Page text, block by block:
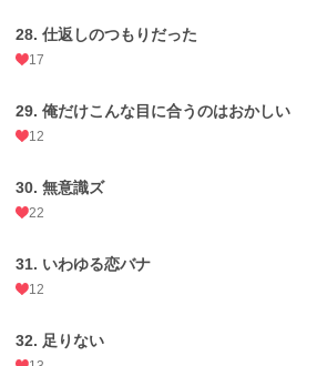
28. 仕返しのつもりだった
17
29. 俺だけこんな目に合うのはおかしい
12
30. 無意識ズ
22
31. いわゆる恋バナ
12
32. 足りない